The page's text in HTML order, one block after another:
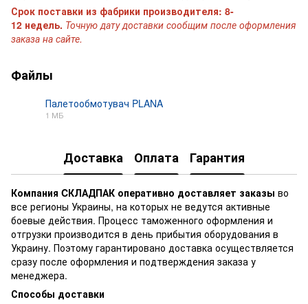
Срок поставки из фабрики производителя: 8-
12 недель. Точную дату доставки сообщим после оформления
заказа на сайте.
Файлы
Палетообмотувач PLANA
1 МБ
Доставка Оплата Гарантия
Компания CКЛАДПАК оперативно доставляет заказы во
все регионы Украины, на которых не ведутся активные
боевые действия. Процесс таможенного оформления и
отгрузки производится в день прибытия оборудования в
Украину. Поэтому гарантировано доставка осуществляется
сразу после оформления и подтверждения заказа у
менеджера.
Способы доставки